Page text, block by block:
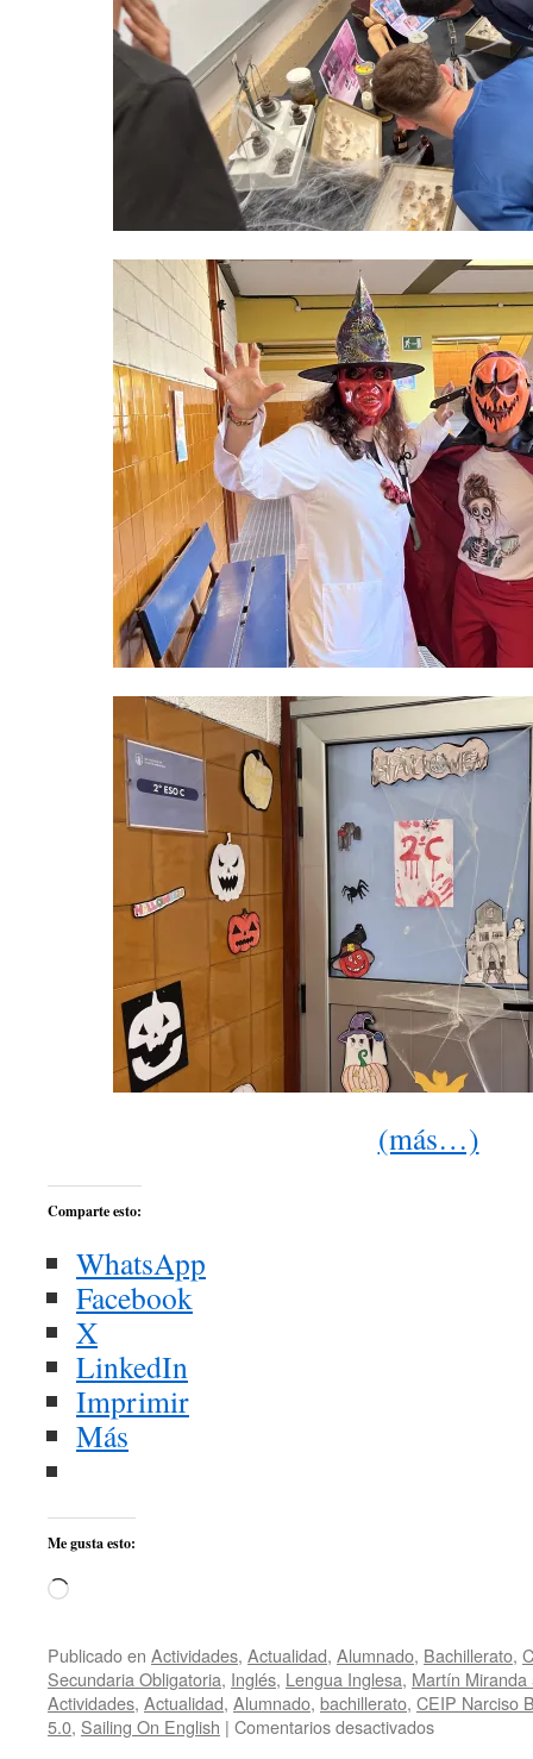
(más…)
Comparte esto:
WhatsApp
Facebook
X
LinkedIn
Imprimir
Más
Me gusta esto:
Cargando...
Publicado en Actividades, Actualidad, Alumnado, Bachillerato,
Secundaria Obligatoria, Inglés, Lengua Inglesa, Martín Miranda
Actividades, Actualidad, Alumnado, bachillerato, CEIP Narciso
5.0, Sailing On English | Comentarios desactivadosen